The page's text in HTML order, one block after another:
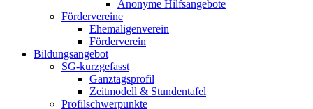
Anonyme Hilfsangebote
Fördervereine
Ehemaligenverein
Förderverein
Bildungsangebot
SG-kurzgefasst
Ganztagsprofil
Zeitmodell & Stundentafel
Profilschwerpunkte